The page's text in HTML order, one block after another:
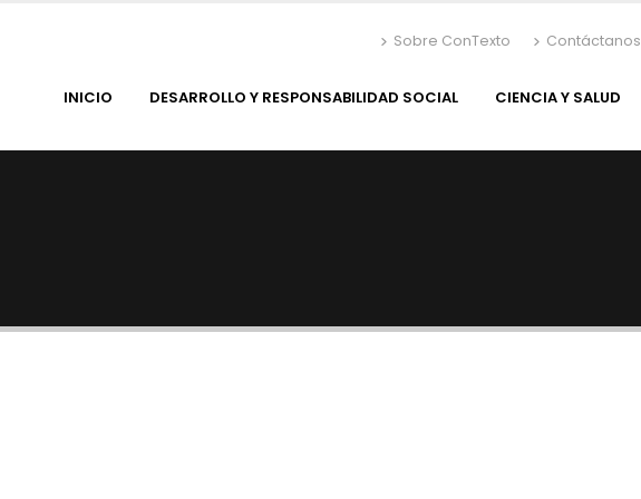
Sobre ConTexto Contáctanos
INICIO DESARROLLO Y RESPONSABILIDAD SOCIAL CIENCIA Y SALUD